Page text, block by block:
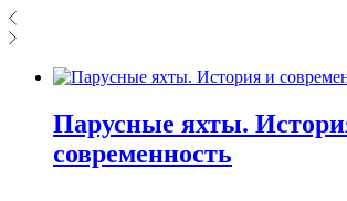
Парусные яхты.
современность